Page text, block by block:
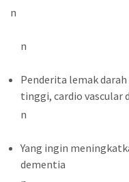
n
n
Penderita lemak
tinggi, cardio vascular
n
Yang ingin
dementia